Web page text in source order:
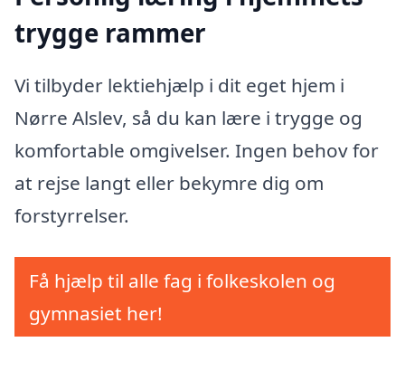
trygge rammer
Vi tilbyder lektiehjælp i dit eget hjem i
Nørre Alslev, så du kan lære i trygge og
komfortable omgivelser. Ingen behov for
at rejse langt eller bekymre dig om
forstyrrelser.
Få hjælp til alle fag i folkeskolen og
gymnasiet her!